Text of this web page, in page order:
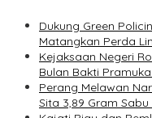
Dukung Green
Matangkan Perda
Kejaksaan Negeri
Bulan Bakti
Perang Melawan
Sita 3,89 Gram